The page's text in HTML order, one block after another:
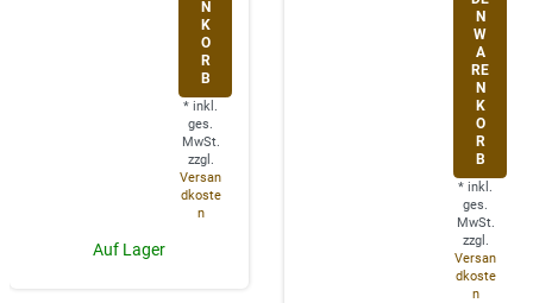
N
K
O
R
B
* inkl.
ges.
MwSt.
zzgl.
Versan
dkoste
n
Auf Lager
N
W
A
RE
N
K
O
R
B
* inkl.
ges.
MwSt.
zzgl.
Versan
dkoste
n